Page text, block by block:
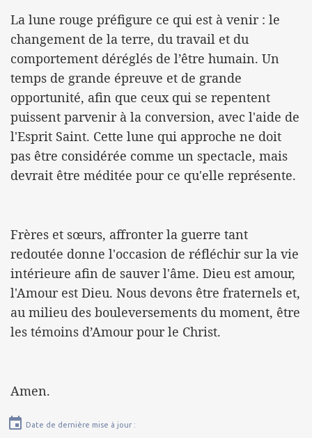
La lune rouge préfigure ce qui est à venir : le
changement de la terre, du travail et du
comportement déréglés de l’être humain. Un
temps de grande épreuve et de grande
opportunité, afin que ceux qui se repentent
puissent parvenir à la conversion, avec l'aide de
l'Esprit Saint. Cette lune qui approche ne doit
pas être considérée comme un spectacle, mais
devrait être méditée pour ce qu'elle représente.
Frères et sœurs, affronter la guerre tant
redoutée donne l'occasion de réfléchir sur la vie
intérieure afin de sauver l'âme. Dieu est amour,
l'Amour est Dieu. Nous devons être fraternels et,
au milieu des bouleversements du moment, être
les témoins d’Amour pour le Christ.
Amen.
Date de dernière mise à jour :